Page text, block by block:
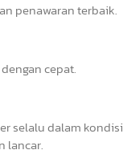
penawaran terbaik.
cepat.
selalu dalam kondisi
lancar.